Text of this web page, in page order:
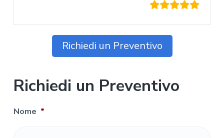
Richiedi un Preventivo
Richiedi un Preventivo
Nome *